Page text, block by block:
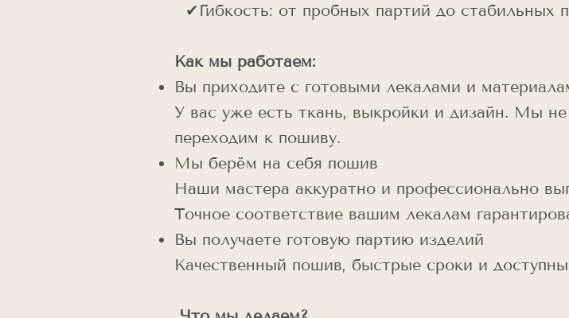
✔Гибкость: от пробных партий до стабильных
Как мы работаем:
Вы приходите с готовыми лекалами и
У вас уже есть ткань, выкройки и дизайн. Мы
переходим к пошиву.
Мы берём на себя пошив
Наши мастера аккуратно и профессионально
Точное соответствие вашим лекалам
Вы получаете готовую партию изделий
Качественный пошив, быстрые сроки и